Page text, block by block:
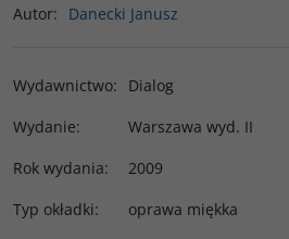
Autor: Danecki Janusz
Wydawnictwo:
Dialog
Wydanie:
Warszawa wyd. II
Rok wydania:
2009
Typ okładki:
oprawa miękka